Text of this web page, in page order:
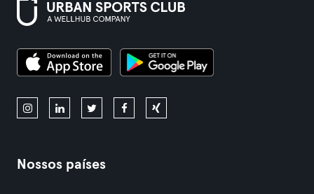
Nossos países